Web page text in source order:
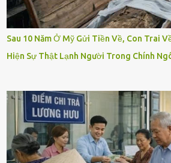
Sau 10 Năm Ở Mỹ Gửi Tiền Về, Con Trai
Hiện Sự Thật Lạnh Người Trong Chính